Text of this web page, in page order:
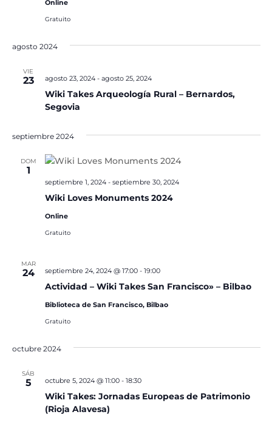
Online
Gratuito
agosto 2024
VIE
23
Wiki Takes Arqueología Rural – Bernardos,
Segovia
agosto 23, 2024- agosto 25, 2024
septiembre 2024
DOM
1
Wiki Loves Monuments 2024
septiembre 1, 2024- septiembre 30, 2024
Online
Gratuito
MAR
24
Actividad – Wiki Takes San Francisco» – Bilbao
septiembre 24, 2024 @ 17:00- 19:00
Biblioteca de San Francisco, Bilbao
Gratuito
octubre 2024
SÁB
5
Wiki Takes: Jornadas Europeas de Patrimonio
(Rioja Alavesa)
octubre 5, 2024 @ 11:00- 18:30